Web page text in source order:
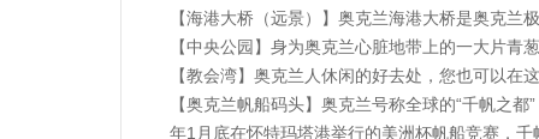
【海港大桥（远景）】奥克兰海港大桥是奥克兰
【中央公园】身为奥克兰心脏地带上的一大片
【教会湾】奥克兰人休闲的好去处，您也可以
【奥克兰帆船码头】奥克兰号称全球的“千帆之
年1月底在怀特玛塔港举行的美洲杯帆船竞赛，